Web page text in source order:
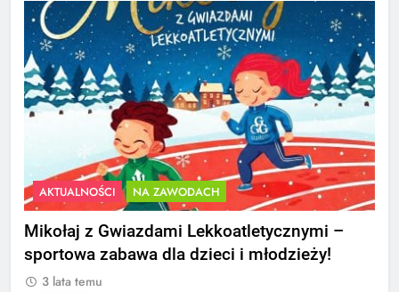
AKTUALNOŚCI NA ZAWODACH
Mikołaj z Gwiazdami Lekkoatletycznymi –
sportowa zabawa dla dzieci i młodzieży!
3 lata temu